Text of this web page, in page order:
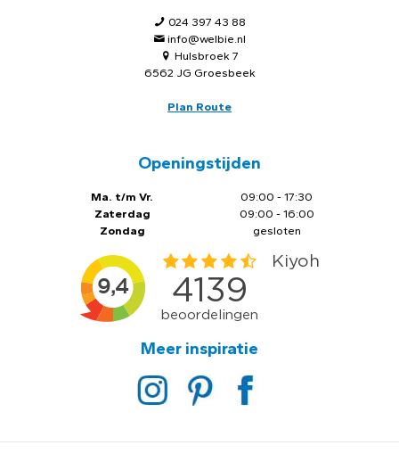
024 397 43 88
info@welbie.nl
Hulsbroek 7
6562 JG Groesbeek
Plan Route
Openingstijden
Ma. t/m Vr.
Zaterdag
Zondag
09:00 - 17:30
09:00 - 16:00
gesloten
Meer inspiratie